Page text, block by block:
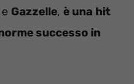
e Gazzelle, è una hit
successo in